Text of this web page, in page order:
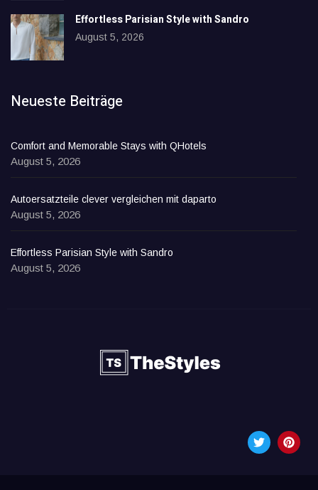
Effortless Parisian Style with Sandro
August 5, 2026
Neueste Beiträge
Comfort and Memorable Stays with QHotels
August 5, 2026
Autoersatzteile clever vergleichen mit daparto
August 5, 2026
Effortless Parisian Style with Sandro
August 5, 2026